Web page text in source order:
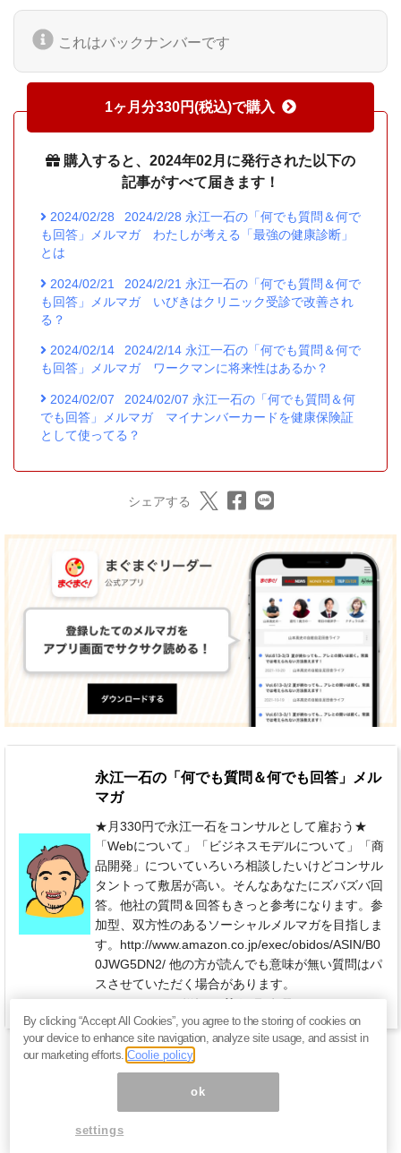
これはバックナンバーです
1ヶ月分330円(税込)で購入
購入すると、2024年02月に発行された以下の
記事がすべて届きます！
2024/02/28
2024/2/28 永江一石の「何でも質問＆何で
も回答」メルマガ わたしが考える「最強の健康診断」
とは
2024/02/21
2024/2/21 永江一石の「何でも質問＆何で
も回答」メルマガ いびきはクリニック受診で改善され
る？
2024/02/14
2024/2/14 永江一石の「何でも質問＆何で
も回答」メルマガ ワークマンに将来性はあるか？
2024/02/07
2024/02/07 永江一石の「何でも質問＆何
でも回答」メルマガ マイナンバーカードを健康保険証
として使ってる？
シェアする
永江一石の「何でも質問＆何でも回答」メル
マガ
★月330円で永江一石をコンサルとして雇おう★
「Webについて」「ビジネスモデルについて」「商
品開発」についていろいろ相談したいけどコンサル
タントって敷居が高い。そんなあなたにズバズバ回
答。他社の質問＆回答もきっと参考になります。参
加型、双方性のあるソーシャルメルマガを目指しま
す。http://www.amazon.co.jp/exec/obidos/ASIN/B0
0JWG5DN2/ 他の方が読んでも意味が無い質問はパ
スさせていただく場合があります。
By clicking “Accept All Cookies”, you agree to the storing of cookies on
your device to enhance site navigation, analyze site usage, and assist in
our marketing efforts.Coolie policy
ok
settings